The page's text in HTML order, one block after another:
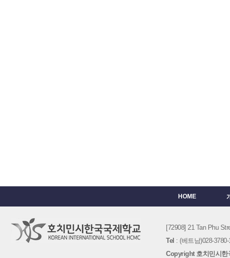
HOME
[72908] 21 Tan Phu
Tel : (베트남)028-
Copyright 호치민시